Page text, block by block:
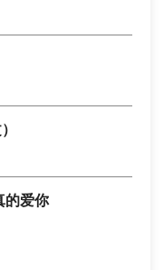
的爱你